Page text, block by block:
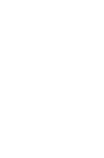
El proceso abierto
participación
reciente con
equipo encargado
trabajos, de los que